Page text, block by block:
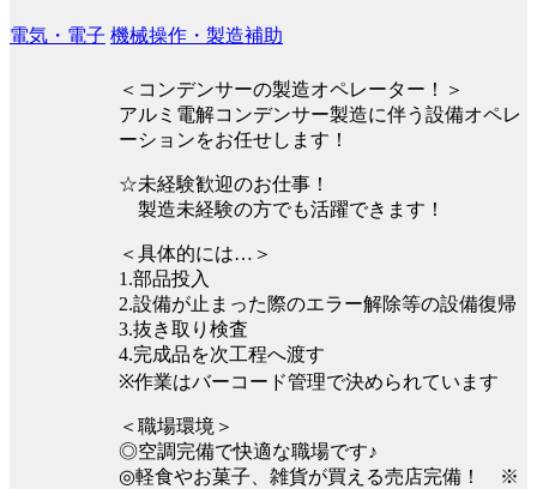
電気・電子 機械操作・製造補助
＜コンデンサーの製造オペレーター！＞
アルミ電解コンデンサー製造に伴う設備オペレ
ーションをお任せします！
☆未経験歓迎のお仕事！
製造未経験の方でも活躍できます！
＜具体的には…＞
1.部品投入
2.設備が止まった際のエラー解除等の設備復帰
3.抜き取り検査
4.完成品を次工程へ渡す
※作業はバーコード管理で決められています
＜職場環境＞
◎空調完備で快適な職場です♪
◎軽食やお菓子、雑貨が買える売店完備！ ※